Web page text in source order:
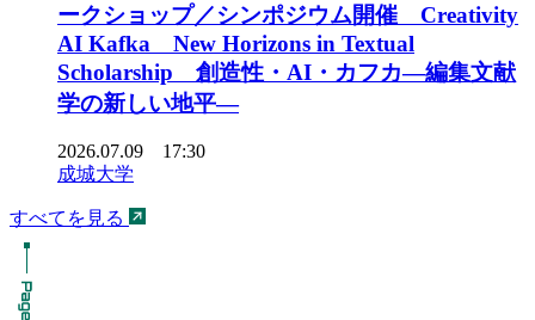
ークショップ／シンポジウム開催 Creativity
AI Kafka New Horizons in Textual
Scholarship 創造性・AI・カフカ―編集文献
学の新しい地平―
2026.07.09 17:30
成城大学
すべてを見る